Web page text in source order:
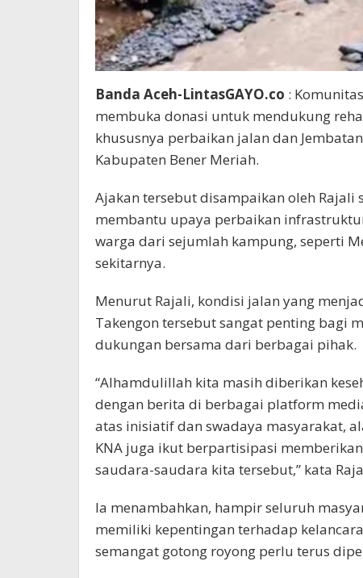
Banda Aceh-LintasGAYO.co :
membuka donasi untuk mendukung
khususnya perbaikan jalan dan
Kabupaten Bener Meriah.
Ajakan tersebut disampaikan oleh
membantu upaya perbaikan
warga dari sejumlah kampung, seperti
sekitarnya.
Menurut Rajali, kondisi jalan yang
Takengon tersebut sangat penting bagi
dukungan bersama dari berbagai pihak.
“Alhamdulillah kita masih diberikan
dengan berita di berbagai platform
atas inisiatif dan swadaya masyarakat,
KNA juga ikut berpartisipasi
saudara-saudara kita tersebut,” kata
Ia menambahkan, hampir seluruh
memiliki kepentingan terhadap
semangat gotong royong perlu terus